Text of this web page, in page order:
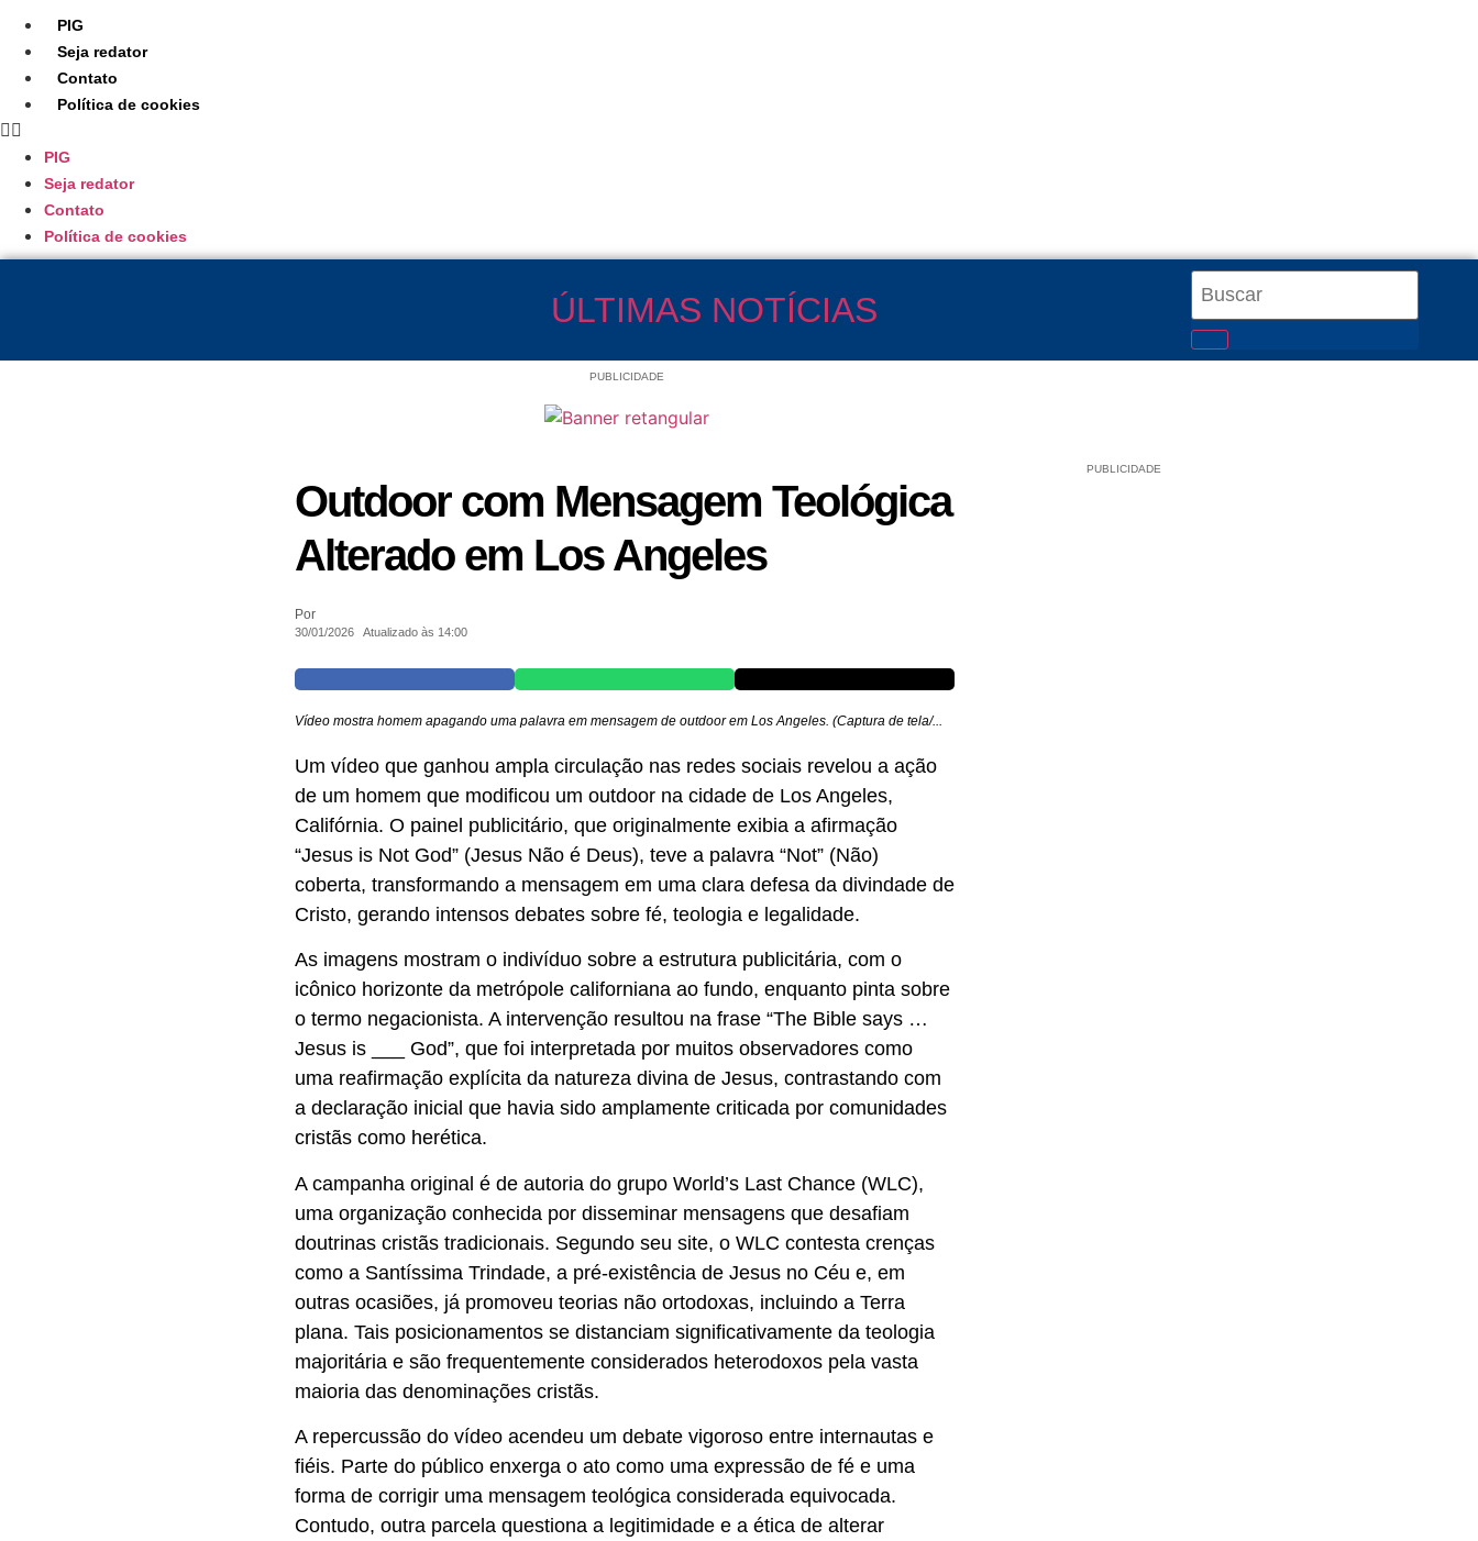
PIG
Seja redator
Contato
Política de cookies
PIG
Seja redator
Contato
Política de cookies
ÚLTIMAS NOTÍCIAS
PUBLICIDADE
Outdoor com Mensagem Teológica
Alterado em Los Angeles
Por
30/01/2026 Atualizado às 14:00
Vídeo mostra homem apagando uma palavra em mensagem de outdoor em Los Angeles. (Captura de tela/...
Um vídeo que ganhou ampla circulação nas redes sociais revelou a ação
de um homem que modificou um outdoor na cidade de Los Angeles,
Califórnia. O painel publicitário, que originalmente exibia a afirmação
“Jesus is Not God” (Jesus Não é Deus), teve a palavra “Not” (Não)
coberta, transformando a mensagem em uma clara defesa da divindade de
Cristo, gerando intensos debates sobre fé, teologia e legalidade.
As imagens mostram o indivíduo sobre a estrutura publicitária, com o
icônico horizonte da metrópole californiana ao fundo, enquanto pinta sobre
o termo negacionista. A intervenção resultou na frase “The Bible says …
Jesus is ___ God”, que foi interpretada por muitos observadores como
uma reafirmação explícita da natureza divina de Jesus, contrastando com
a declaração inicial que havia sido amplamente criticada por comunidades
cristãs como herética.
A campanha original é de autoria do grupo World’s Last Chance (WLC),
uma organização conhecida por disseminar mensagens que desafiam
doutrinas cristãs tradicionais. Segundo seu site, o WLC contesta crenças
como a Santíssima Trindade, a pré-existência de Jesus no Céu e, em
outras ocasiões, já promoveu teorias não ortodoxas, incluindo a Terra
plana. Tais posicionamentos se distanciam significativamente da teologia
majoritária e são frequentemente considerados heterodoxos pela vasta
maioria das denominações cristãs.
A repercussão do vídeo acendeu um debate vigoroso entre internautas e
fiéis. Parte do público enxerga o ato como uma expressão de fé e uma
forma de corrigir uma mensagem teológica considerada equivocada.
Contudo, outra parcela questiona a legitimidade e a ética de alterar
PUBLICIDADE